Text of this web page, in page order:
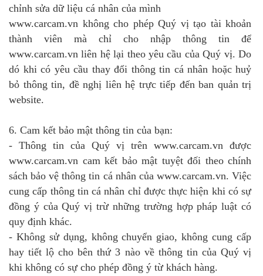
chỉnh sửa dữ liệu cá nhân của mình
www.carcam.vn không cho phép Quý vị tạo tài khoản
thành viên mà chỉ cho nhập thông tin để
www.carcam.vn liên hệ lại theo yêu cầu của Quý vị. Do
dó khi có yêu cầu thay đổi thông tin cá nhân hoặc huỷ
bỏ thông tin, đề nghị liên hệ trực tiếp đến ban quản trị
website.
6. Cam kết bảo mật thông tin của bạn:
- Thông tin của Quý vị trên www.carcam.vn được
www.carcam.vn cam kết bảo mật tuyệt đối theo chính
sách bảo vệ thông tin cá nhân của www.carcam.vn. Việc
cung cấp thông tin cá nhân chỉ được thực hiện khi có sự
đồng ý của Quý vị trừ những trường hợp pháp luật có
quy định khác.
- Không sử dụng, không chuyển giao, không cung cấp
hay tiết lộ cho bên thứ 3 nào về thông tin của Quý vị
khi không có sự cho phép đồng ý từ khách hàng.